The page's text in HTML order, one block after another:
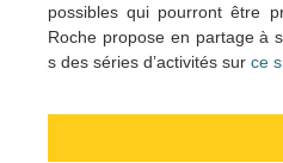
possibles qui pourront être
Roche propose en partage à
s des séries d’activités sur ce